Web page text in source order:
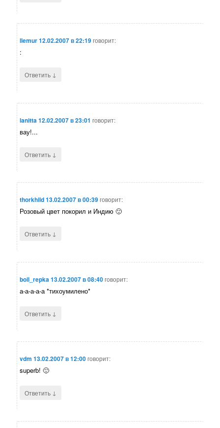
llemur12.02.2007 в 22:19говорит:
:
Ответить ↓
lanitta12.02.2007 в 23:01 говорит:
вау!...
Ответить ↓
thorkhild13.02.2007 в 00:39говорит:
Розовый цвет покорил и Индию 🙂
Ответить ↓
boil_repka13.02.2007 в 08:40говорит:
а-а-а-а-а *тихоумилено*
Ответить ↓
vdm 13.02.2007 в 12:00говорит:
superb! 🙂
Ответить ↓